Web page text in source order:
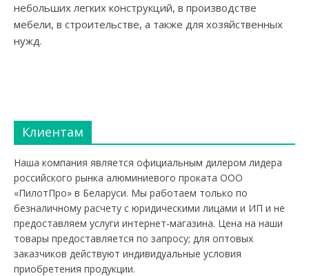
небольших легких конструкций, в производстве
мебели, в строительстве, а также для хозяйственных
нужд.
Клиентам
Наша компания является официальным дилером лидера
российского рынка алюминиевого проката ООО
«ПилотПро» в Беларуси. Мы работаем только по
безналичному расчету с юридическими лицами и ИП и не
предоставляем услуги интернет-магазина. Цена на наши
товары предоставляется по запросу; для оптовых
заказчиков действуют индивидуальные условия
приобретения продукции.